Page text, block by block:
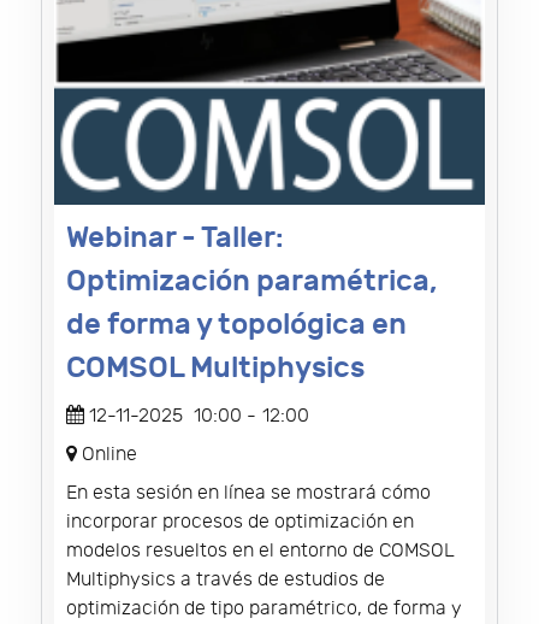
Webinar - Taller:
Optimización paramétrica,
de forma y topológica en
COMSOL Multiphysics
12-11-2025 10:00 - 12:00
Online
En esta sesión en línea se mostrará cómo
incorporar procesos de optimización en
modelos resueltos en el entorno de COMSOL
Multiphysics a través de estudios de
optimización de tipo paramétrico, de forma y